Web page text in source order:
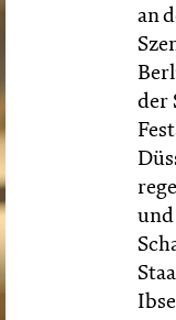
an
der
und